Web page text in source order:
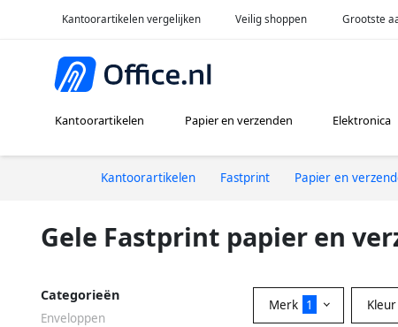
Kantoorartikelen vergelijken Veilig shoppen Grootste
Kantoorartikelen Papier en verzenden Elektronica
Kantoorartikelen Fastprint Papier en
Gele Fastprint papier en
Categorieën
Enveloppen
Merk 1 Kleur